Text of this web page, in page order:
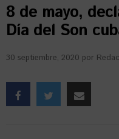
8 de mayo,
Día del Son
30 septiembre, 2020 por